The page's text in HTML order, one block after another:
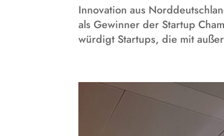
Innovation aus
als Gewinner der Startup
würdigt Startups, die mit